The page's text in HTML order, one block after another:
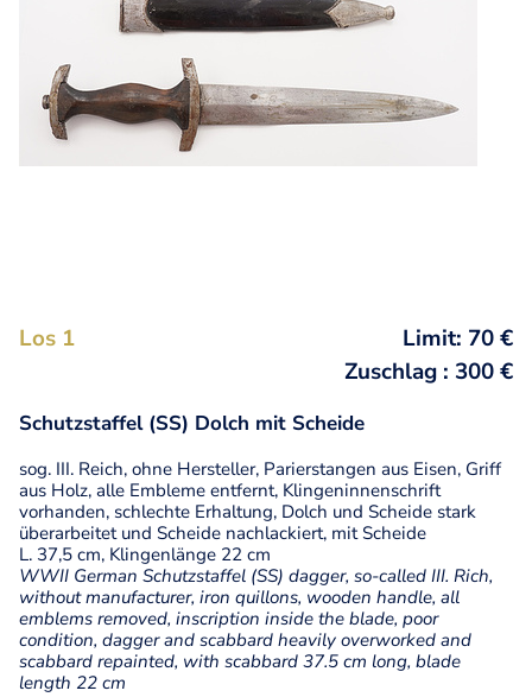
Los 1
Limit: 70 €
Zuschlag : 300 €
Schutzstaffel (SS) Dolch mit Scheide
sog. III. Reich, ohne Hersteller, Parierstangen aus Eisen, Griff
aus Holz, alle Embleme entfernt, Klingeninnenschrift
vorhanden, schlechte Erhaltung, Dolch und Scheide stark
überarbeitet und Scheide nachlackiert, mit Scheide
L. 37,5 cm, Klingenlänge 22 cm
WWII German Schutzstaffel (SS) dagger, so-called III. Rich,
without manufacturer, iron quillons, wooden handle, all
emblems removed, inscription inside the blade, poor
condition, dagger and scabbard heavily overworked and
scabbard repainted, with scabbard 37.5 cm long, blade
length 22 cm